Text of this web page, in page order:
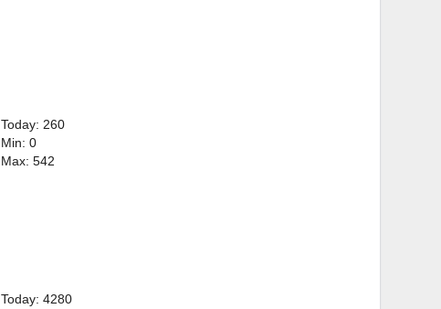
Today: 260
Min: 0
Max: 542
Today: 4280